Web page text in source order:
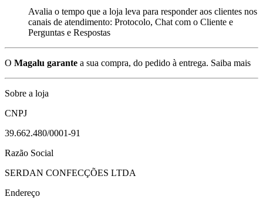
Avalia o tempo que a loja leva para responder aos clientes nos
canais de atendimento: Protocolo, Chat com o Cliente e
Perguntas e Respostas
O Magalu garante a sua compra, do pedido à entrega. Saiba mais
Sobre a loja
CNPJ
39.662.480/0001-91
Razão Social
SERDAN CONFECÇÕES LTDA
Endereço